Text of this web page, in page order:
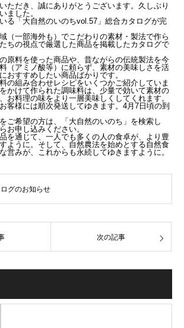
ただき、誠にありがとうございます。 久しぶり
ました。
る「大自然のいのちvol.57」 総合カタログが完
（一部海外も）でこだわりの素材・ 製法で作ら
ちの視点で厳選した商品を掲載したカタログで
原料を使った商品や、 昔ながらの伝統製法を今
（アミノ酸等） に頼らず、素材の美味しさを活
おすすめしたい商品ばかりです。
の組み合わせレシピをいくつかご紹介していま
かけて作られた調味料は、 少量で効いて素材の
お料理の味をより一層美味しくしてくれます。
客様には順次発送してゆきます。 4月7日頃の到
ご希望の方は、「大自然のいのち」 を検索し
お申し込みください。
を通じて、一人でも多くの人の食卓が、
より豊
ように。そして、 自然農法を始めとする自然食
営みが、
これからも永続してゆきますように。
グのお知らせ
次の記事